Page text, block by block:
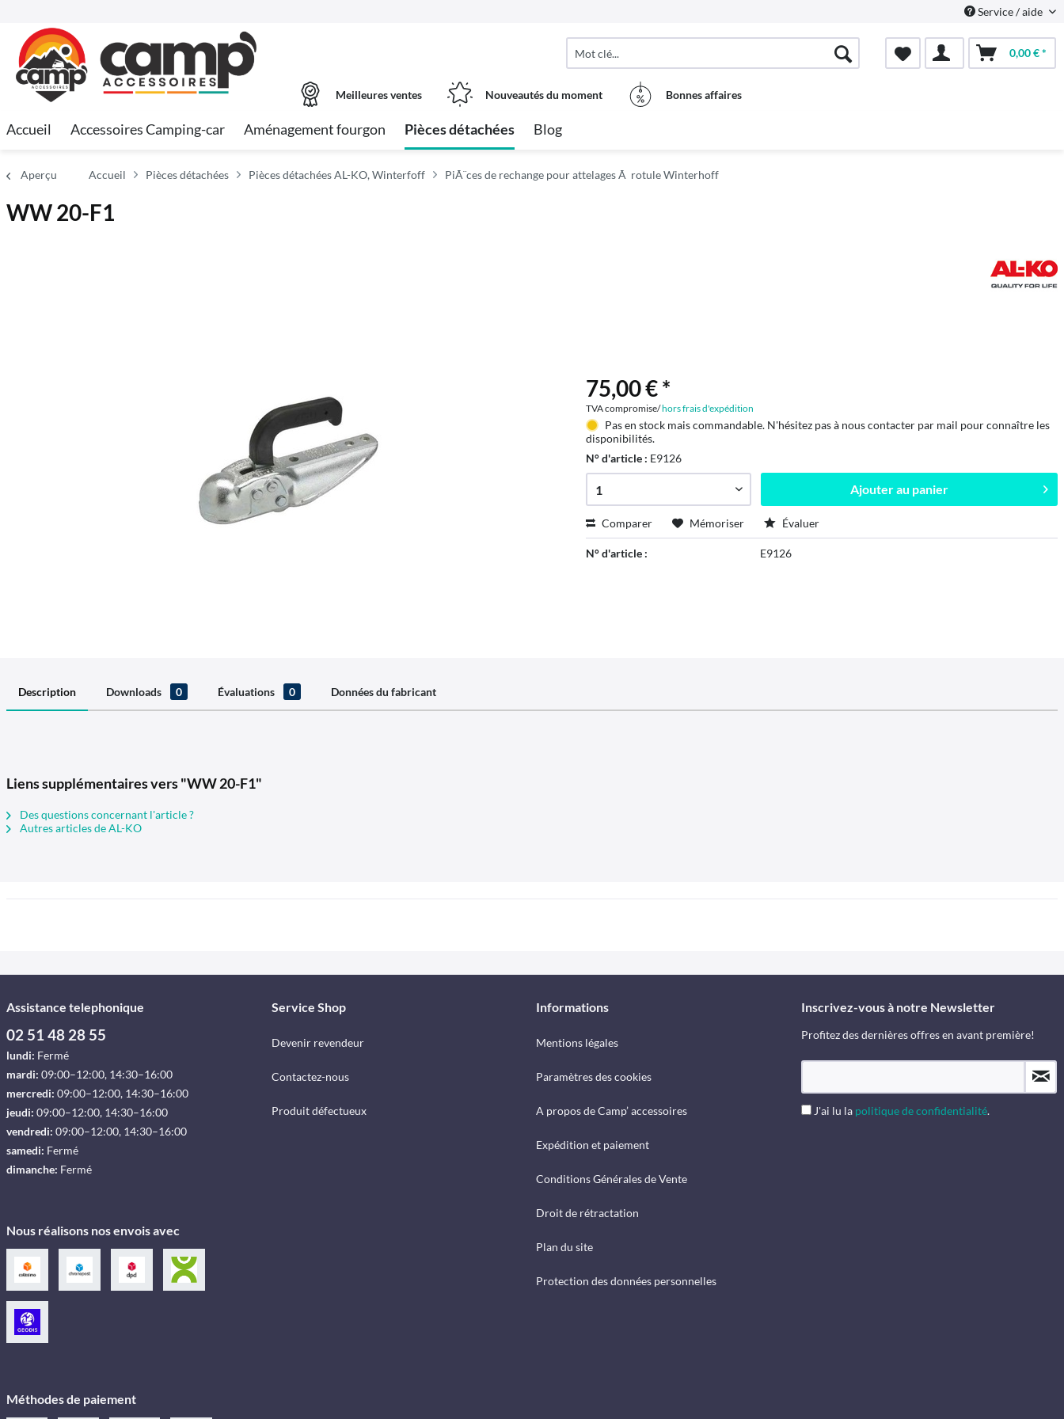
Service / aide
0,00 € *
Meilleures ventes Nouveautés du moment Bonnes affaires
Accueil Accessoires Camping-car Aménagement fourgon Pièces détachées Blog
Aperçu Accueil Pièces détachées Pièces détachées AL-KO, Winterfoff PiÃ¨ces de rechange pour attelages Ã rotule Winterhoff
WW 20-F1
75,00 € *
TVA compromise/hors frais d'expédition
Pas en stock mais commandable. N'hésitez pas à nous contacter par mail pour connaître les
disponibilités.
N° d'article : E9126
Ajouter au panier
Comparer Mémoriser Évaluer
N° d'article : E9126
Description Downloads 0 Évaluations 0 Données du fabricant
Liens supplémentaires vers "WW 20-F1"
Des questions concernant l'article ?
Autres articles de AL-KO
Assistance telephonique
02 51 48 28 55
lundi: Fermé
mardi: 09:00–12:00, 14:30–16:00
mercredi: 09:00–12:00, 14:30–16:00
jeudi: 09:00–12:00, 14:30–16:00
vendredi: 09:00–12:00, 14:30–16:00
samedi: Fermé
dimanche: Fermé
Nous réalisons nos envois avec
Méthodes de paiement
Service Shop
Devenir revendeur
Contactez-nous
Produit défectueux
Informations
Mentions légales
Paramètres des cookies
A propos de Camp’ accessoires
Expédition et paiement
Conditions Générales de Vente
Droit de rétractation
Plan du site
Protection des données personnelles
Inscrivez-vous à notre Newsletter
Profitez des dernières offres en avant première!
J'ai lu la politique de confidentialité.